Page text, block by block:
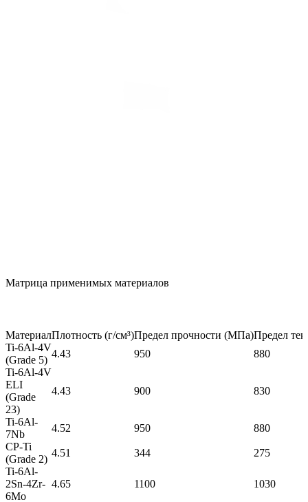
Матрица применимых материалов
МатериалПлотность (г/см³)Предел прочности (МПа)Предел
Ti-6Al-4V
(Grade 5)
4.43 950
880
Ti-6Al-4V
ELI
(Grade
23)
4.43 900 830
Ti-6Al-
7Nb
4.52 950
880
CP-Ti
(Grade 2)
4.51 344
275
Ti-6Al-
2Sn-4Zr-
6Mo
4.65 1100 1030